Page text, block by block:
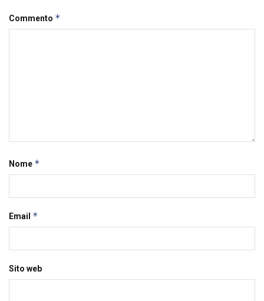
Commento *
Nome *
Email *
Sito web